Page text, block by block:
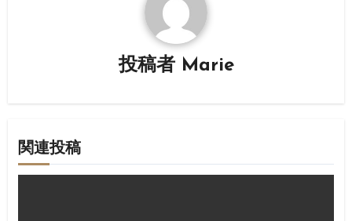
投稿者 Marie
関連投稿